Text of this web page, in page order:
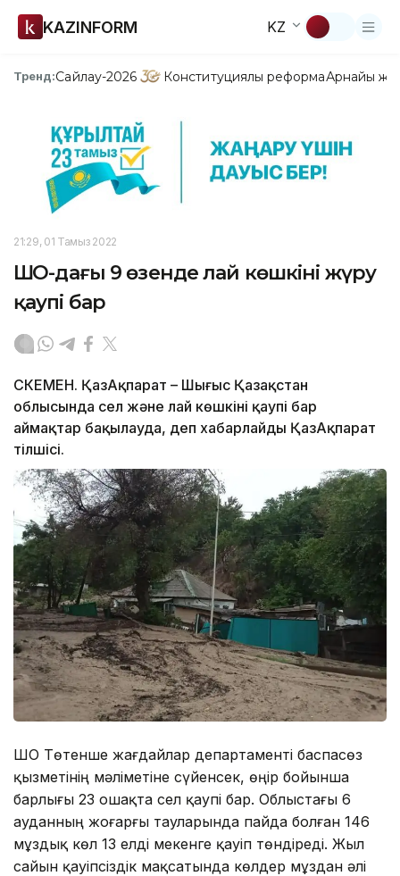
KAZINFORM KZ
Тренд:Сайлау-2026 Конституциялық реформаАрнайы
21:29, 01 Тамыз 2022
ШҚО-дағы 9 өзенде лай көшкіні жүру
қаупі бар
ӨСКЕМЕН. ҚазАқпарат – Шығыс Қазақстан
облысында сел және лай көшкіні қаупі бар
аймақтар бақылауда, деп хабарлайды ҚазАқпарат
тілшісі.
ШҚО Төтенше жағдайлар департаменті баспасөз
қызметінің мәліметіне сүйенсек, өңір бойынша
барлығы 23 ошақта сел қаупі бар. Облыстағы 6
ауданның жоғарғы тауларында пайда болған 146
мұздық көл 13 елді мекенге қауіп төндіреді. Жыл
сайын қауіпсіздік мақсатында көлдер мұздан әлі